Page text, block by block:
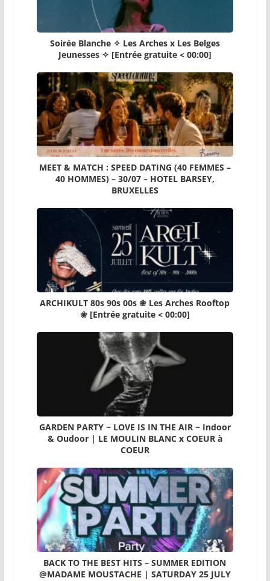
Soirée Blanche ✧ Les Arches x Les Belges
Jeunesses ✧ [Entrée gratuite < 00:00]
MEET & MATCH : SPEED DATING (40 FEMMES –
40 HOMMES) – 30/07 – HOTEL BARSEY,
BRUXELLES
ARCHIKULT 80s 90s 00s ❀ Les Arches Rooftop
❀ [Entrée gratuite < 00:00]
GARDEN PARTY ~ LOVE IS IN THE AIR ~ Indoor
& Oudoor | LE MOULIN BLANC x COEUR à
COEUR
BACK TO THE BEST HITS – SUMMER EDITION
@MADAME MOUSTACHE | SATURDAY 25 JULY